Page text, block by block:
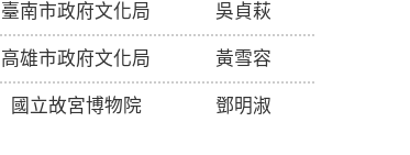
臺南市政府文化局 吳貞萩
高雄市政府文化局 黃雪容
國立故宮博物院 鄧明淑